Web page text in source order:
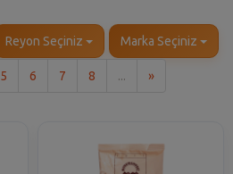
Reyon Seçiniz Marka Seçiniz
5 6 7 8 ... »Son